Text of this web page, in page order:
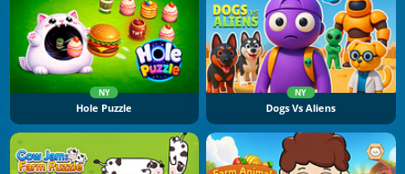
NY
Hole Puzzle
NY
Dogs Vs Aliens